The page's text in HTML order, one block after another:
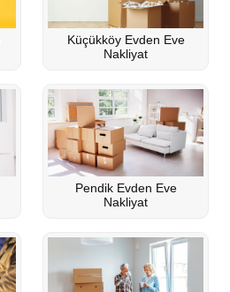
Küçükköy Evden Eve
Nakliyat
Pendik Evden Eve
Nakliyat